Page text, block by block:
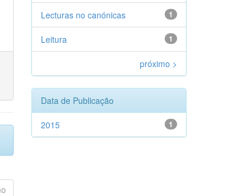
1
Lecturas no canónicas
1
Leitura
próximo >
Data de Publicação
1
2015